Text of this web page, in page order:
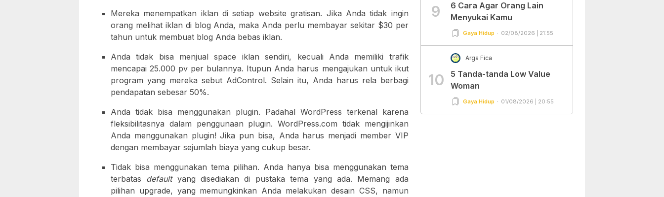
Mereka menempatkan iklan di setiap website gratisan. Jika Anda tidak ingin
orang melihat iklan di blog Anda, maka Anda perlu membayar sekitar $30 per
tahun untuk membuat blog Anda bebas iklan.
Anda tidak bisa menjual space iklan sendiri, kecuali Anda memiliki trafik
mencapai 25.000 pv per bulannya. Itupun Anda harus mengajukan untuk ikut
program yang mereka sebut AdControl. Selain itu, Anda harus rela berbagi
pendapatan sebesar 50%.
Anda tidak bisa menggunakan plugin. Padahal WordPress terkenal karena
fleksibilitasnya dalam penggunaan plugin. WordPress.com tidak mengijinkan
Anda menggunakan plugin! Jika pun bisa, Anda harus menjadi member VIP
dengan membayar sejumlah biaya yang cukup besar.
Tidak bisa menggunakan tema pilihan. Anda hanya bisa menggunakan tema
terbatas defaultyang disediakan di pustaka tema yang ada. Memang ada
pilihan upgrade, yang memungkinkan Anda melakukan desain CSS, namun
9
6 Cara Agar Orang Lain
Menyukai Kamu
Gaya Hidup 02/08/2026 | 21:55
10
Arga Fica
5 Tanda-tanda Low Value
Woman
Gaya Hidup 01/08/2026 | 20:55